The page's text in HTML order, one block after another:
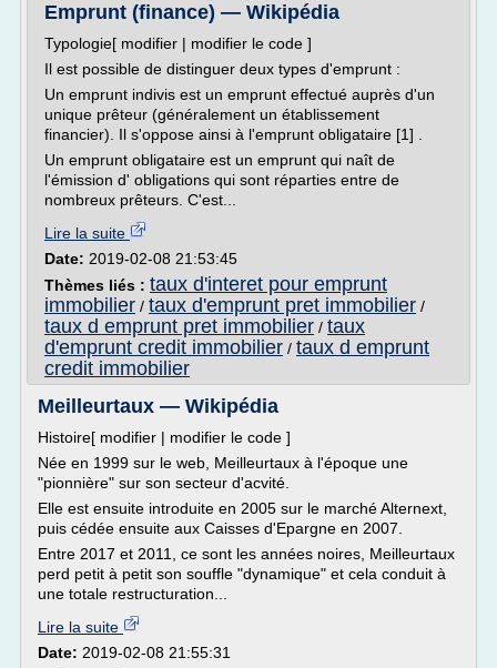
Emprunt (finance) — Wikipédia
Typologie[ modifier | modifier le code ]
Il est possible de distinguer deux types d'emprunt :
Un emprunt indivis est un emprunt effectué auprès d'un
unique prêteur (généralement un établissement
financier). Il s'oppose ainsi à l'emprunt obligataire [1] .
Un emprunt obligataire est un emprunt qui naît de
l'émission d' obligations qui sont réparties entre de
nombreux prêteurs. C'est...
Lire la suite
Date: 2019-02-08 21:53:45
Thèmes liés : taux d'interet pour emprunt
immobilier / taux d'emprunt pret immobilier /
taux d emprunt pret immobilier / taux
d'emprunt credit immobilier / taux d emprunt
credit immobilier
Meilleurtaux — Wikipédia
Histoire[ modifier | modifier le code ]
Née en 1999 sur le web, Meilleurtaux à l'époque une
"pionnière" sur son secteur d'acvité.
Elle est ensuite introduite en 2005 sur le marché Alternext,
puis cédée ensuite aux Caisses d'Epargne en 2007.
Entre 2017 et 2011, ce sont les années noires, Meilleurtaux
perd petit à petit son souffle "dynamique" et cela conduit à
une totale restructuration...
Lire la suite
Date: 2019-02-08 21:55:31